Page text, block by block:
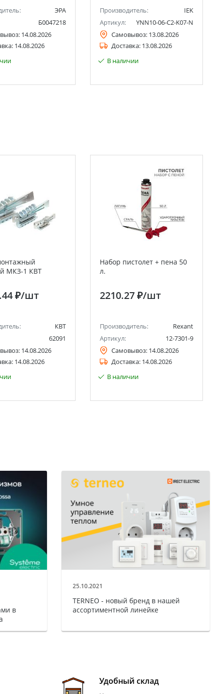
ЭРА
Б0047218
14.08.2026
14.08.2026
Производитель:
IEK
Артикул:
YNN10-06-C2-K07-N
Самовывоз: 13.08.2026
Доставка: 13.08.2026
В наличии
МКЗ-1 КВТ
₽/шт
КВТ
62091
14.08.2026
14.08.2026
Набор пистолет + пена 50
л.
2210.27 ₽/шт
Производитель:
Rexant
Артикул:
12-7301-9
Самовывоз: 14.08.2026
Доставка: 14.08.2026
В наличии
в
25.10.2021
TERNEO - новый бренд в нашей
ассортиментной линейке
Удобный склад